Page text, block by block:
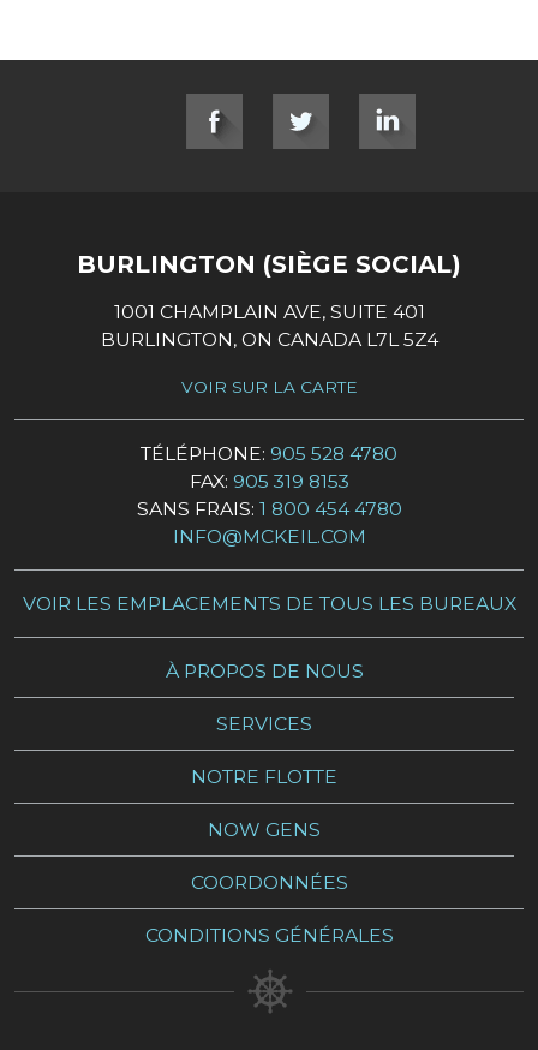
SOCIAL LINKS
BURLINGTON (SIÈGE SOCIAL)
1001 CHAMPLAIN AVE, SUITE 401
BURLINGTON, ON CANADA L7L 5Z4
VOIR SUR LA CARTE
TÉLÉPHONE: 905 528 4780
FAX: 905 319 8153
SANS FRAIS: 1 800 454 4780
INFO@MCKEIL.COM
VOIR LES EMPLACEMENTS DE TOUS LES BUREAUX
À PROPOS DE NOUS
SERVICES
NOTRE FLOTTE
NOW GENS
COORDONNÉES
CONDITIONS GÉNÉRALES